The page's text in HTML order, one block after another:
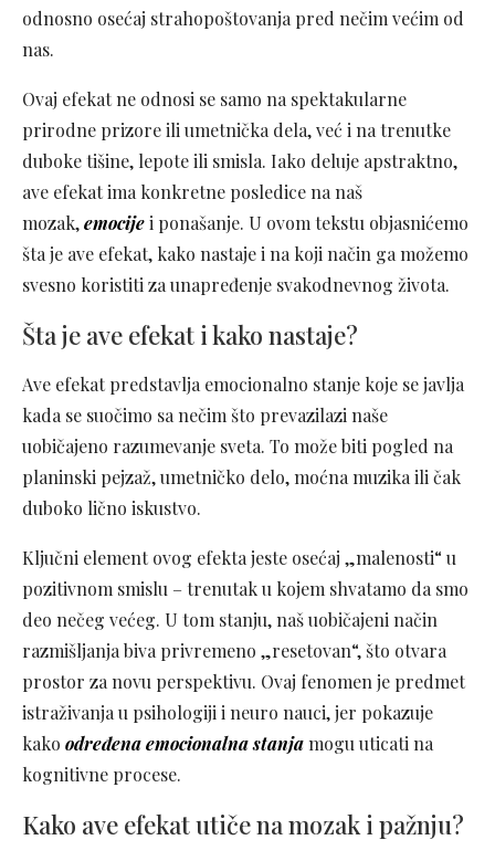
odnosno osećaj strahopoštovanja pred nečim većim od
nas.
Ovaj efekat ne odnosi se samo na spektakularne
prirodne prizore ili umetnička dela, već i na trenutke
duboke tišine, lepote ili smisla. Iako deluje apstraktno,
ave efekat ima konkretne posledice na naš
mozak,emocijei ponašanje. U ovom tekstu objasnićemo
šta je ave efekat, kako nastaje i na koji način ga možemo
svesno koristiti za unapređenje svakodnevnog života.
Šta je ave efekat i kako nastaje?
Ave efekat predstavlja emocionalno stanje koje se javlja
kada se suočimo sa nečim što prevazilazi naše
uobičajeno razumevanje sveta. To može biti pogled na
planinski pejzaž, umetničko delo, moćna muzika ili čak
duboko lično iskustvo.
Ključni element ovog efekta jeste osećaj „malenosti“ u
pozitivnom smislu – trenutak u kojem shvatamo da smo
deo nečeg većeg. U tom stanju, naš uobičajeni način
razmišljanja biva privremeno „resetovan“, što otvara
prostor za novu perspektivu. Ovaj fenomen je predmet
istraživanja u psihologiji i neuro nauci, jer pokazuje
kako određena emocionalna stanjamogu uticati na
kognitivne procese.
Kako ave efekat utiče na mozak i pažnju?